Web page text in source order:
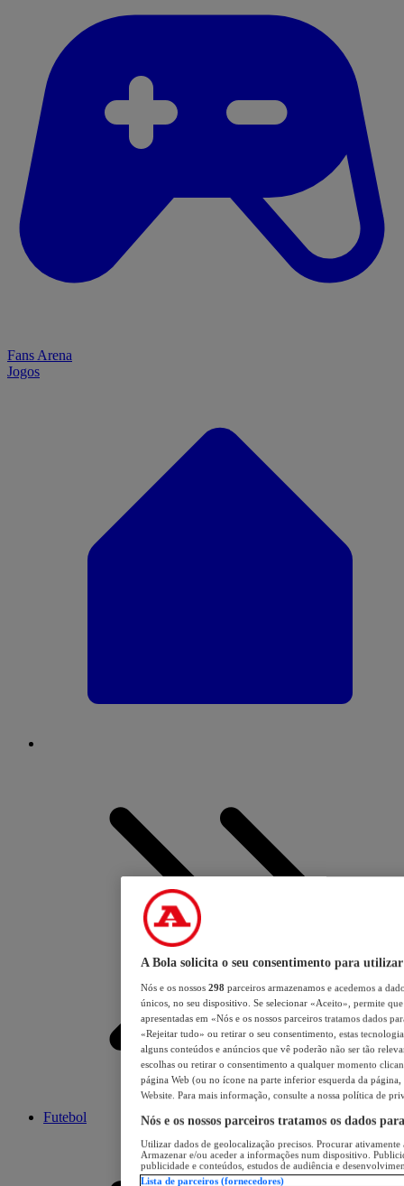
Fans Arena
Jogos
Futebol
A Bola solicita o seu consentimento para utilizar
Nós e os nossos 298 parceiros armazenamos e acedemos a
únicos, no seu dispositivo. Se selecionar «Aceito», permite
apresentadas em «Nós e os nossos parceiros tratamos dados
«Rejeitar tudo» ou retirar o seu consentimento, estas
alguns conteúdos e anúncios que vê poderão não ser tão
escolhas ou retirar o consentimento a qualquer momento
página Web (ou no ícone na parte inferior esquerda da página,
Website. Para mais informação, consulte a nossa política de
Nós e os nossos parceiros tratamos os dados
Utilizar dados de geolocalização precisos. Procurar
Armazenar e/ou aceder a informações num dispositivo.
publicidade e conteúdos, estudos de audiência e
Lista de parceiros (fornecedores)